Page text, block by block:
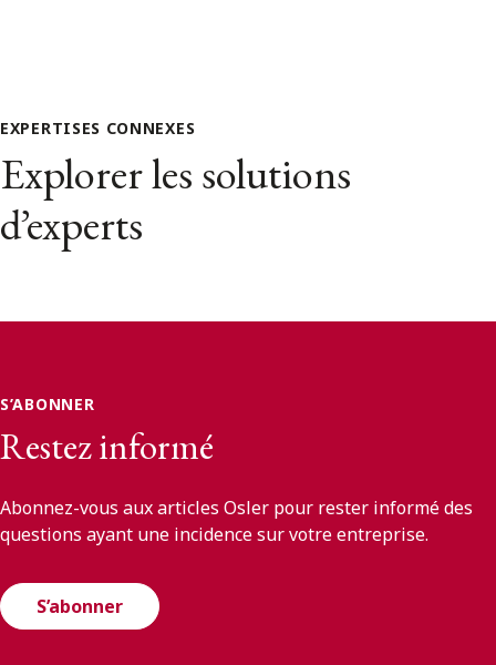
EXPERTISES CONNEXES
Explorer les solutions
d’experts
S’ABONNER
Restez informé
Abonnez-vous aux articles Osler pour rester informé des
questions ayant une incidence sur votre entreprise.
S’abonner